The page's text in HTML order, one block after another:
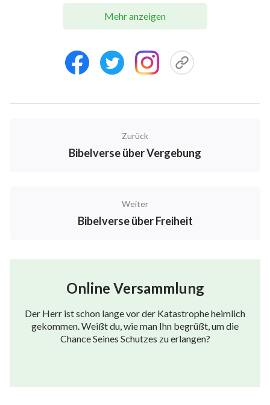
Mehr anzeigen
Zurück
Bibelverse über Vergebung
Weiter
Bibelverse über Freiheit
Online Versammlung
Der Herr ist schon lange vor der Katastrophe heimlich
gekommen. Weißt du, wie man Ihn begrüßt, um die
Chance Seines Schutzes zu erlangen?